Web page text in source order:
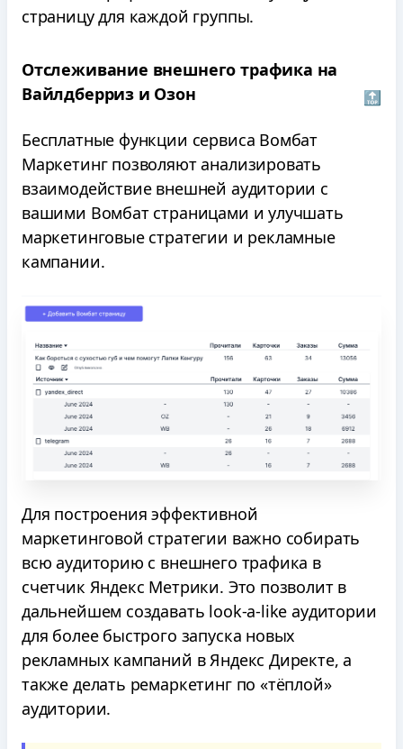
страницу для каждой группы.
🔝
Отслеживание внешнего трафика на
Вайлдберриз и Озон
Бесплатные функции сервиса Вомбат
Маркетинг позволяют анализировать
взаимодействие внешней аудитории с
вашими Вомбат страницами и улучшать
маркетинговые стратегии и рекламные
кампании.
Для построения эффективной
маркетинговой стратегии важно собирать
всю аудиторию с внешнего трафика в
счетчик Яндекс Метрики. Это позволит в
дальнейшем создавать look-a-like аудитории
для более быстрого запуска новых
рекламных кампаний в Яндекс Директе, а
также делать ремаркетинг по «тёплой»
аудитории.